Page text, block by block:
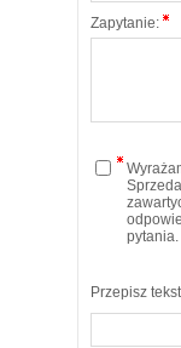
Zapytanie:
pytania.
Przepisz